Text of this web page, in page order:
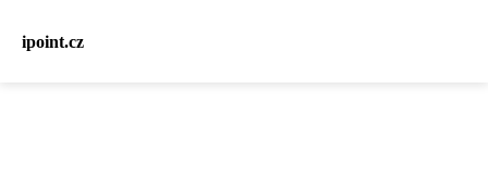
ipoint.cz